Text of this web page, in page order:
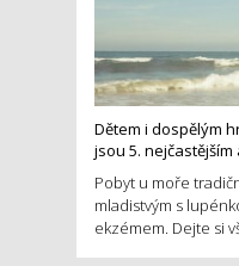
Dětem i dospělým
jsou 5.
Pobyt u moře
mladistvým s
ekzémem. Dejte si